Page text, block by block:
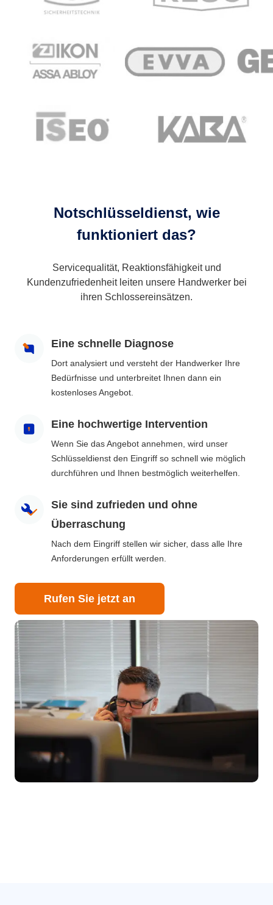
Notschlüsseldienst, wie
funktioniert das?
Servicequalität, Reaktionsfähigkeit und
Kundenzufriedenheit leiten unsere Handwerker bei
ihren Schlossereinsätzen.
Eine schnelle Diagnose
Dort analysiert und versteht der Handwerker Ihre
Bedürfnisse und unterbreitet Ihnen dann ein
kostenloses Angebot.
Eine hochwertige Intervention
Wenn Sie das Angebot annehmen, wird unser
Schlüsseldienst den Eingriff so schnell wie möglich
durchführen und Ihnen bestmöglich weiterhelfen.
Sie sind zufrieden und ohne
Überraschung
Nach dem Eingriff stellen wir sicher, dass alle Ihre
Anforderungen erfüllt werden.
Rufen Sie jetzt an